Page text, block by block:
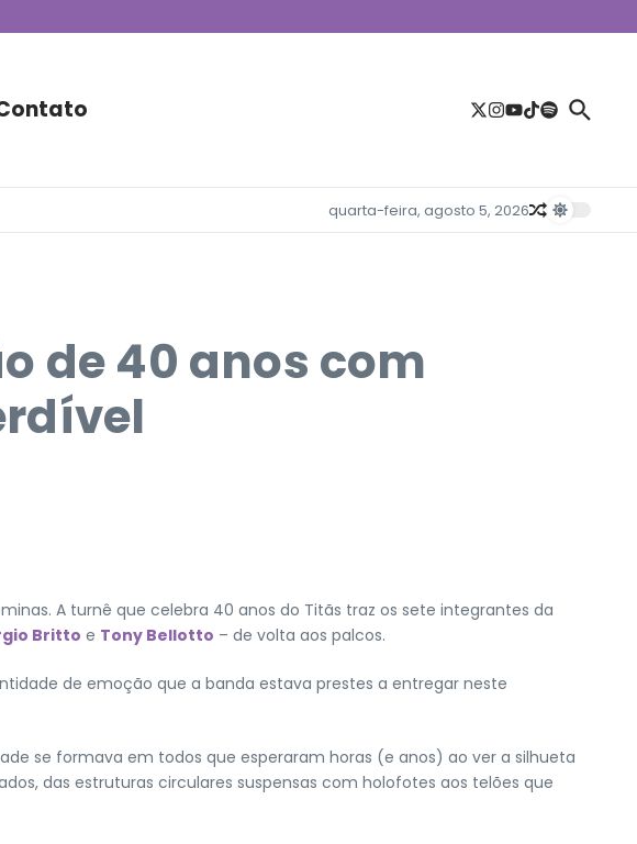
quarta-feira, agosto 5, 2026
de 40 anos com
A turnê que celebra 40 anos do Titãs traz os sete integrantes da
Britto e Tony Bellotto – de volta aos palcos.
de emoção que a banda estava prestes a entregar neste
se formava em todos que esperaram horas (e anos) ao ver a silhueta
das estruturas circulares suspensas com holofotes aos telões que